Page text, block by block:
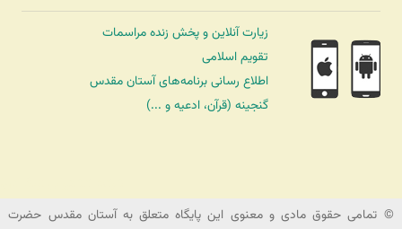
زیارت آنلاین و پخش زنده مراسمات
تقویم اسلامی
اطلاع رسانی برنامه‌های آستان مقدس
گنجینه (قرآن، ادعیه و ...)
© تمامی حقوق مادی و معنوی این پایگاه متعلق به آستان مقدس حضرت